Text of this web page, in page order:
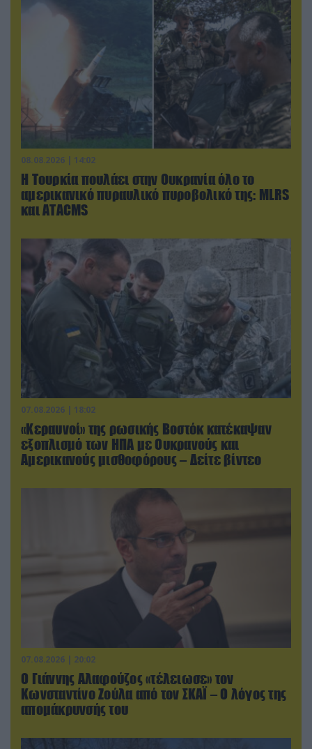
08.08.2026 | 14:02
Η Τουρκία πουλάει στην Ουκρανία όλο το
αμερικανικό πυραυλικό πυροβολικό της: MLRS
και ΑΤΑCMS
07.08.2026 | 18:02
«Κεραυνοί» της ρωσικής Βοστόκ κατέκαψαν
εξοπλισμό των ΗΠΑ με Ουκρανούς και
Αμερικανούς μισθοφόρους – Δείτε βίντεο
07.08.2026 | 20:02
Ο Γιάννης Αλαφούζος «τέλειωσε» τον
Κωνσταντίνο Ζούλα από τον ΣΚΑΪ – Ο λόγος της
απομάκρυνσής του